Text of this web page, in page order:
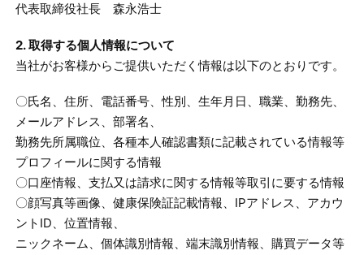
代表取締役社長 森永浩士
2. 取得する個人情報について
当社がお客様からご提供いただく情報は以下のとおりです。
〇氏名、住所、電話番号、性別、生年月日、職業、勤務先、
メールアドレス、部署名、
勤務先所属職位、各種本人確認書類に記載されている情報等
プロフィールに関する情報
〇口座情報、支払又は請求に関する情報等取引に要する情報
〇顔写真等画像、健康保険証記載情報、IPアドレス、アカウ
ントID、位置情報、
ニックネーム、個体識別情報、端末識別情報、購買データ等